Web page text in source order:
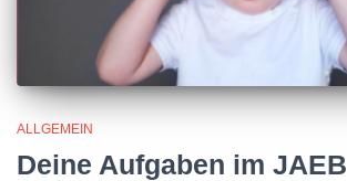
ALLGEMEIN
Deine Aufgaben im JAEB